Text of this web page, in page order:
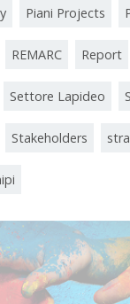
Piani Projects
REMARC Report
Settore Lapideo
Stakeholders